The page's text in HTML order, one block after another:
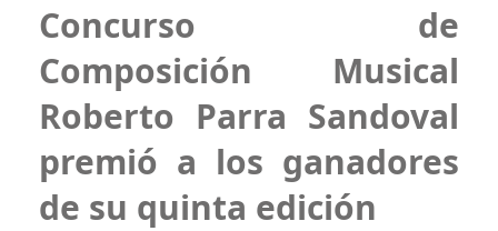
Concurso de
Composición Musical
Roberto Parra Sandoval
premió a los ganadores
de su quinta edición